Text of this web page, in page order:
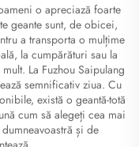
o apreciază foarte
geante sunt, de obicei,
a transporta o mulțime
la cumpărături sau la
La Fuzhou Saipulang
semnificativ ziua. Cu
există o geantă-totă
cum să alegeți cea mai
și de